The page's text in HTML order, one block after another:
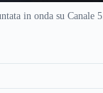
in onda su Canale 5.